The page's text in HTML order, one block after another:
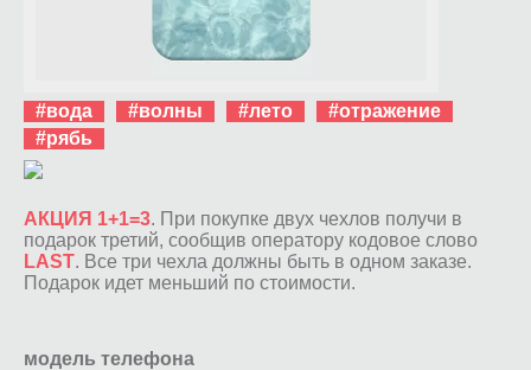
#вода #волны #лето
#отражение
#рябь
АКЦИЯ 1+1=3. При покупке двух чехлов получи в
подарок третий, сообщив оператору кодовое слово
LAST. Все три чехла должны быть в одном заказе.
Подарок идет меньший по стоимости.
модель телефона